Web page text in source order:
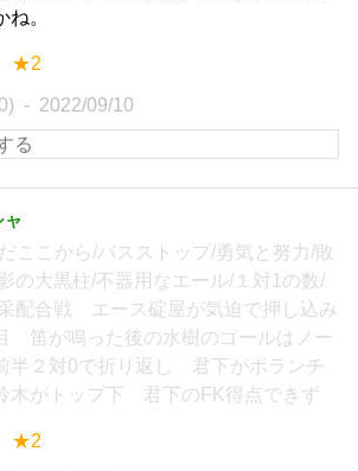
。
★2
2022/09/10
ここから/バスストップ/勇気と努力/敗
の大黒柱/不器用なエール/１対1の数/
配合戦 エース碇屋が気迫で押し込み
笛が鳴った後の水樹のゴールはノー
２対0で折り返し 君下がボランチ
木がトップ下 君下のFK得点できず
★2